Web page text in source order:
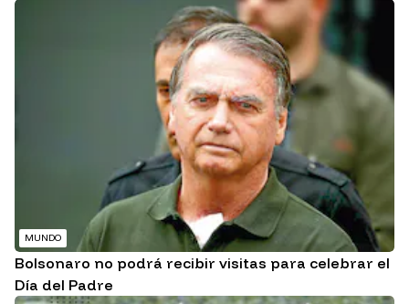
MUNDO
Bolsonaro no podrá recibir visitas para celebrar el
Día del Padre